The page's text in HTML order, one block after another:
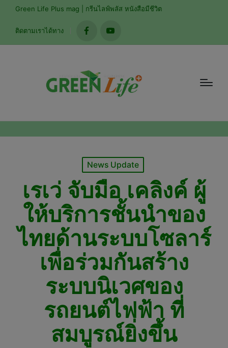
Green Life Plus mag | กรีนไลฟ์พลัส หนังสือมีชีวิต
ติดตามเราได้ทาง
facebookyoutube
Posted
News Update
เรเว่ จับมือ เคลิงค์ ผู้
ให้บริการชั้นนำของ
ไทยด้านระบบโซลาร์
เพื่อร่วมกันสร้าง
ระบบนิเวศของ
รถยนต์ไฟฟ้า ที่
สมบูรณ์ยิ่งขึ้น
modal-check